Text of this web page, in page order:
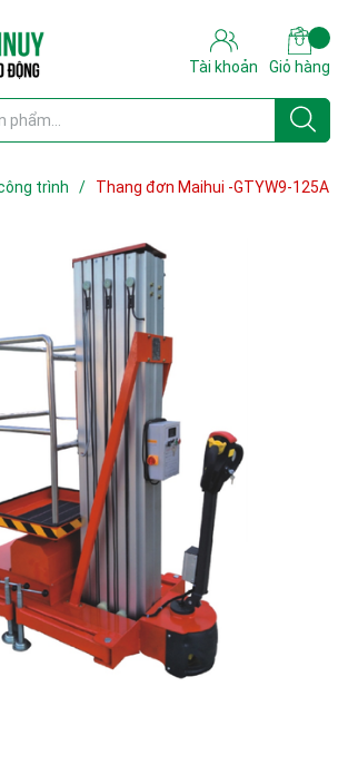
Tài khoản Giỏ hàng
trình / Thang đơn Maihui -GTYW9-125A